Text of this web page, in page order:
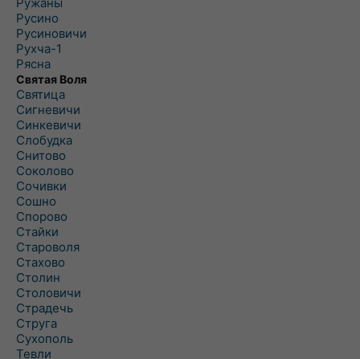
Русино
Русиновичи
Рухча-1
Рясна
Святая Воля
Святица
Сигневичи
Синкевичи
Слобудка
Снитово
Соколово
Сочивки
Сошно
Спорово
Стайки
Староволя
Стахово
Столин
Столовичи
Страдечь
Струга
Сухополь
Тевли